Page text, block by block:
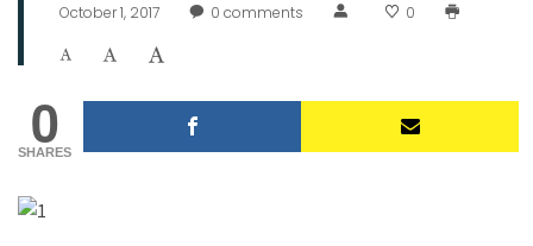
October 1, 2017 0 comments 0
0
SHARES